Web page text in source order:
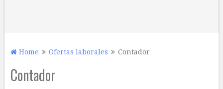
Home Ofertas laborales Contador
Contador